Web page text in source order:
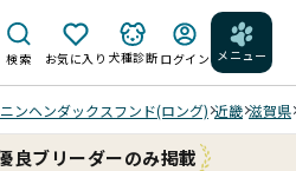
検索 お気に入り 犬種診断 ログイン メニュー
ンヘンダックスフンド(ロング) 近畿 滋賀県
良ブリーダーのみ掲載